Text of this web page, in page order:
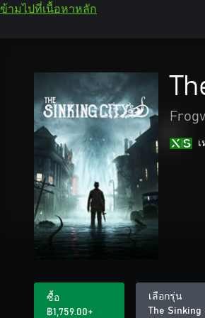
ข้ามไปที่เนื้อหาหลัก
ซื้อ
฿1,759.00+
เลือกรุ่น
The Sinking